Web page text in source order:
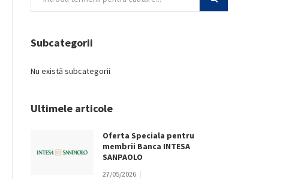
Subcategorii
Nu există subcategorii
Ultimele articole
Oferta Speciala pentru
membrii Banca INTESA
SANPAOLO
27/05/2026